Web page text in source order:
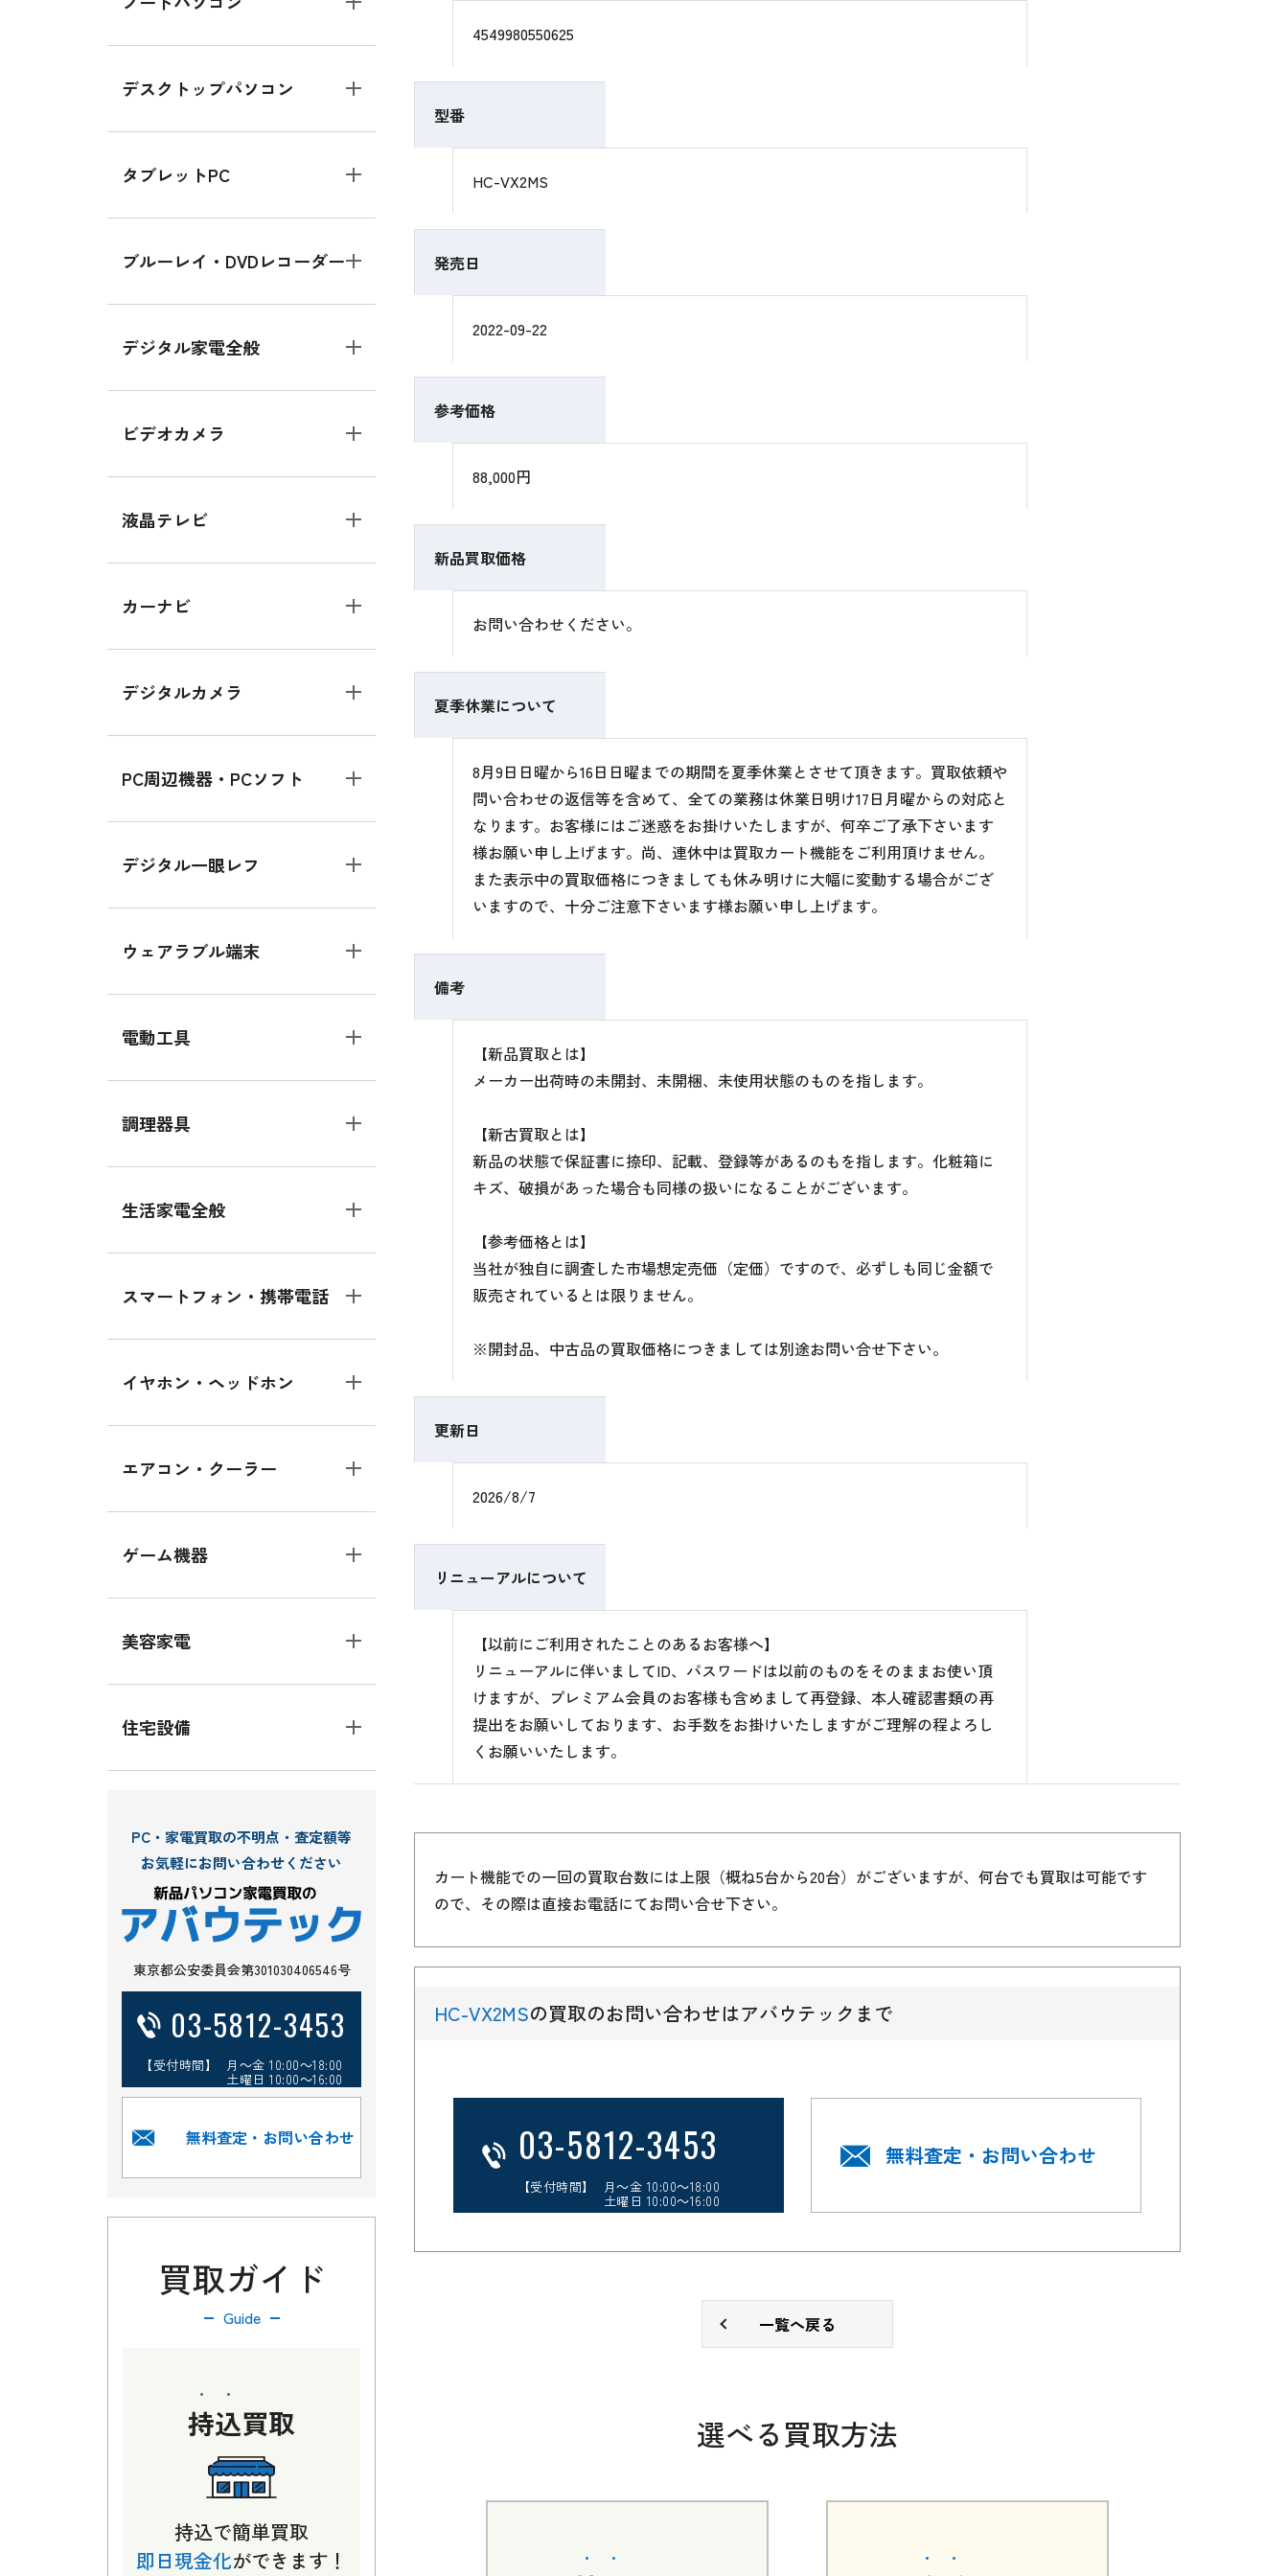
デスクトップパソコン
タブレットPC
ブルーレイ・DVDレコーダー
デジタル家電全般
ビデオカメラ
液晶テレビ
カーナビ
デジタルカメラ
PC周辺機器・PCソフト
デジタル一眼レフ
ウェアラブル端末
電動工具
調理器具
生活家電全般
スマートフォン・携帯電話
イヤホン・ヘッドホン
エアコン・クーラー
ゲーム機器
美容家電
住宅設備
PC・家電買取の不明点・査定額等
お気軽にお問い合わせください
東京都公安委員会第301030406546号
03-5812-3453
【受付時間】 月～金 10:00～18:00
土曜日 10:00～16:00
無料査定・お問い合わせ
買取ガイド
Guide
持込買取
持込で簡単買取
即日現金化ができます！
4549980550625
型番
HC-VX2MS
発売日
2022-09-22
参考価格
88,000円
新品買取価格
お問い合わせください。
夏季休業について
8月9日日曜から16日日曜までの期間を夏季休業とさせて頂きます。買取依頼や
問い合わせの返信等を含めて、全ての業務は休業日明け17日月曜からの対応と
なります。お客様にはご迷惑をお掛けいたしますが、何卒ご了承下さいます
様お願い申し上げます。尚、連休中は買取カート機能をご利用頂けません。
また表示中の買取価格につきましても休み明けに大幅に変動する場合がござ
いますので、十分ご注意下さいます様お願い申し上げます。
備考
【新品買取とは】
メーカー出荷時の未開封、未開梱、未使用状態のものを指します。
【新古買取とは】
新品の状態で保証書に捺印、記載、登録等があるのもを指します。化粧箱に
キズ、破損があった場合も同様の扱いになることがございます。
【参考価格とは】
当社が独自に調査した市場想定売価（定価）ですので、必ずしも同じ金額で
販売されているとは限りません。
※開封品、中古品の買取価格につきましては別途お問い合せ下さい。
更新日
2026/8/7
リニューアルについて
【以前にご利用されたことのあるお客様へ】
リニューアルに伴いましてID、パスワードは以前のものをそのままお使い頂
けますが、プレミアム会員のお客様も含めまして再登録、本人確認書類の再
提出をお願いしております、お手数をお掛けいたしますがご理解の程よろし
くお願いいたします。
カート機能での一回の買取台数には上限（概ね5台から20台）がございますが、何台でも買取は可能です
ので、その際は直接お電話にてお問い合せ下さい。
HC-VX2MSの買取のお問い合わせはアバウテックまで
03-5812-3453
【受付時間】 月～金 10:00～18:00
土曜日 10:00～16:00
無料査定・お問い合わせ
一覧へ戻る
選べる買取方法